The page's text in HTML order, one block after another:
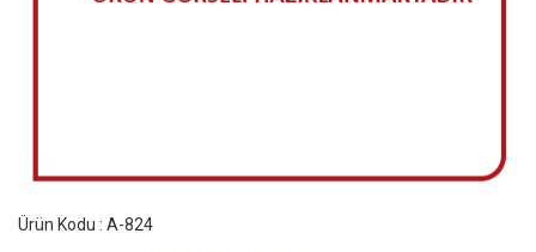
Ürün Kodu : A-824